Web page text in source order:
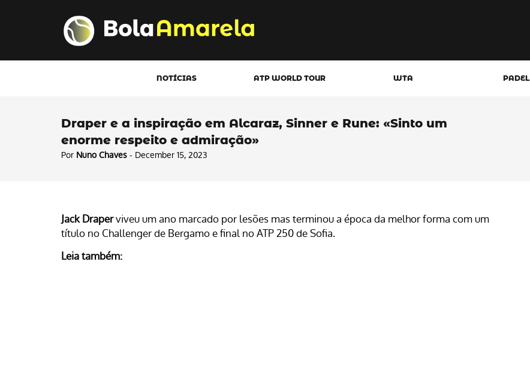
NOTÍCIAS ATP WORLD TOUR WTA PADEL
Draper e a inspiração em Alcaraz, Sinner e Rune: «Sinto um
enorme respeito e admiração»
Por Nuno Chaves - December 15, 2023
Jack Draperviveu um ano marcado por lesões mas terminou a época da melhor forma com um
título no Challenger de Bergamo e final no ATP 250 de Sofia.
Leia também: